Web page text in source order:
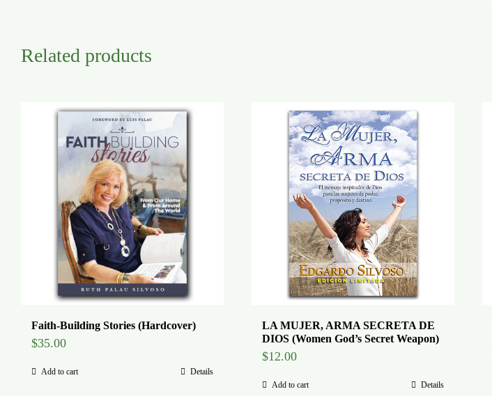
Related products
Faith-Building Stories (Hardcover)
$35.00
Add to cart Details
LA MUJER, ARMA SECRETA DE
DIOS (Women God’s Secret Weapon)
$12.00
Add to cart Details